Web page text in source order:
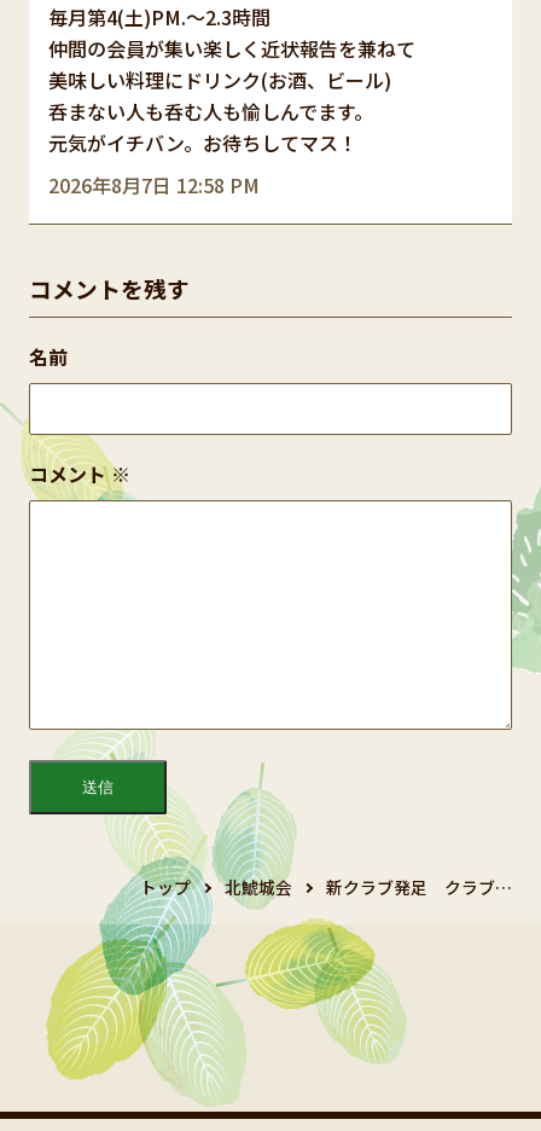
2026年8月7日 12:58 PM
毎月第4(土)PM.〜2.3時間
仲間の会員が集い楽しく近状報告を兼ねて
美味しい料理にドリンク(お酒、ビール)
呑まない人も呑む人も愉しんでます。
元気がイチバン。お待ちしてマス！
コメントを残す
コメント※
名前
トップ 北鯱城会 新クラブ発足 クラブ…